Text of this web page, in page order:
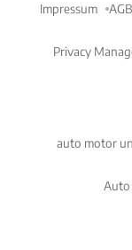
Impressum AGB
Privacy
auto motor
Auto